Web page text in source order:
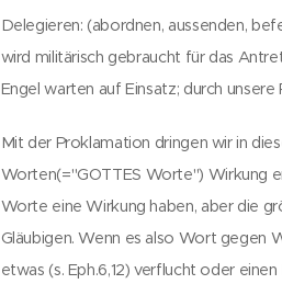
Delegieren: (abordnen, aussenden,
wird militärisch gebraucht für das
Engel warten auf Einsatz; durch
Mit der Proklamation dringen wir in
Worten(="GOTTES Worte") Wirkung
Worte eine Wirkung haben, aber die
Gläubigen. Wenn es also Wort gegen
etwas (s. Eph.6,12) verflucht oder